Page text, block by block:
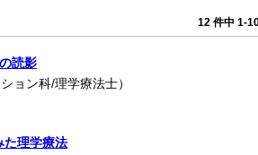
12 件中 1-
読影
ョン科/理学療法士）
た理学療法